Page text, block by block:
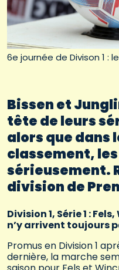
6e journée de Divison 1 :
Bissen et
tête de leurs
alors que dans
classement,
sérieusement.
division de
Division 1, Série 1 :
n’y arrivent toujours
Promus en Division 1
dernière, la marche